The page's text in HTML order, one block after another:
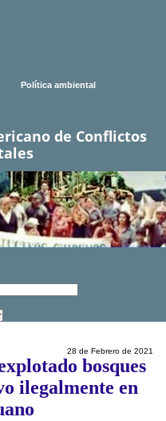
Política ambiental
de Conflictos
28 de Febrero de 2021
bosques
ilegalmente en